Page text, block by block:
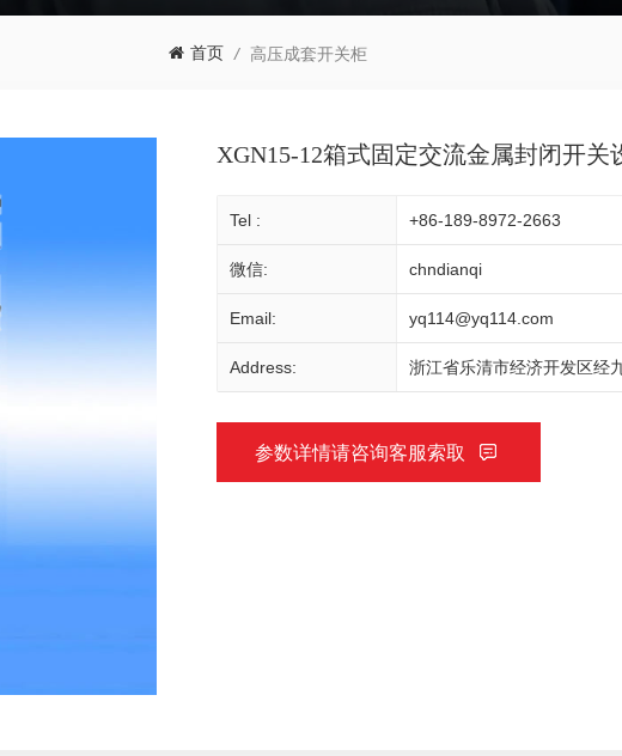
首页 / 高压成套开关柜
XGN15-12箱式固定交流金属封闭开关
Tel : +86-189-8972-2663
微信: chndianqi
Email: yq114@yq114.com
Address: 浙江省乐清市经济开发区经
参数详情请咨询客服索取